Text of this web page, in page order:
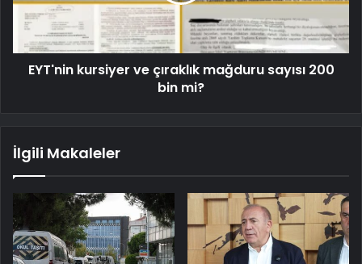
EYT'nin kursiyer ve çıraklık mağduru sayısı 200
bin mi?
İlgili Makaleler